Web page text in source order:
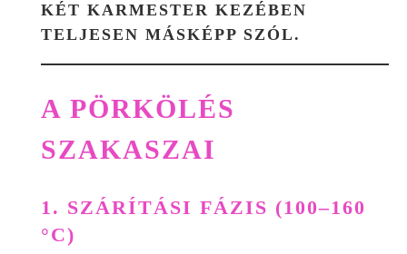
KÉT KARMESTER KEZÉBEN
TELJESEN MÁSKÉPP SZÓL.
A PÖRKÖLÉS
SZAKASZAI
1. SZÁRÍTÁSI FÁZIS (100–160
°C)